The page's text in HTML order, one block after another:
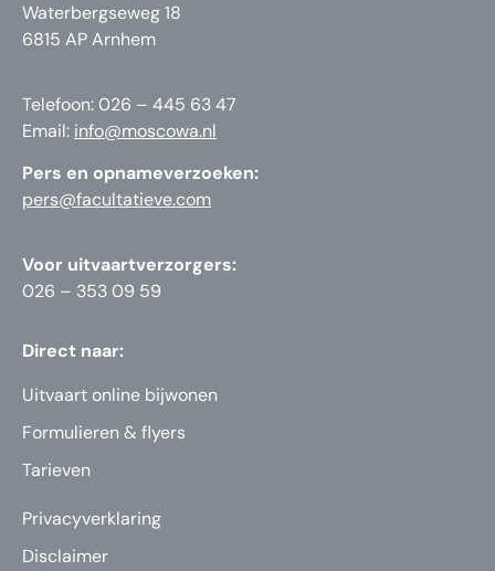
Waterbergseweg 18
6815 AP Arnhem
Telefoon: 026 – 445 63 47
Email: info@moscowa.nl
Pers en opnameverzoeken:
pers@facultatieve.com
Voor uitvaartverzorgers:
026 – 353 09 59
Direct naar:
Uitvaart online bijwonen
Formulieren & flyers
Tarieven
Privacyverklaring
Disclaimer